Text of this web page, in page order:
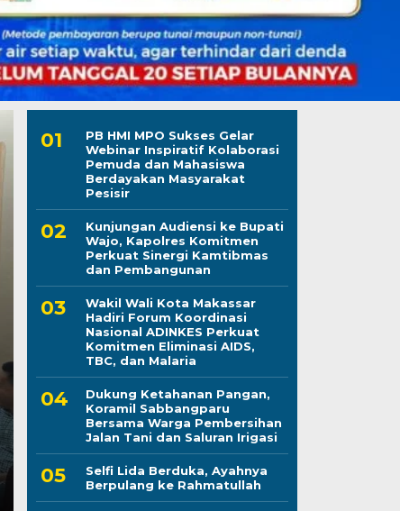
Karang Taruna
Penuh Program
Perkuat Peran
Kamis, 6 Agu 2026 - 15:21 WIB
LINTASCELEBES.COM MAKASSAR — Pengurus
komitmennya menjadi mitra strategis Pemerintah
PB HMI MPO Sukses Gelar
Webinar Inspiratif Kolaborasi
Pemuda dan Mahasiswa
Berdayakan Masyarakat
Pesisir
Kunjungan Audiensi ke Bupati
Wajo, Kapolres Komitmen
Perkuat Sinergi Kamtibmas
dan Pembangunan
Wakil Wali Kota Makassar
Hadiri Forum Koordinasi
Nasional ADINKES Perkuat
Komitmen Eliminasi AIDS,
TBC, dan Malaria
Dukung Ketahanan Pangan,
Koramil Sabbangparu
Bersama Warga Pembersihan
Jalan Tani dan Saluran Irigasi
Selfi Lida Berduka, Ayahnya
Berpulang ke Rahmatullah